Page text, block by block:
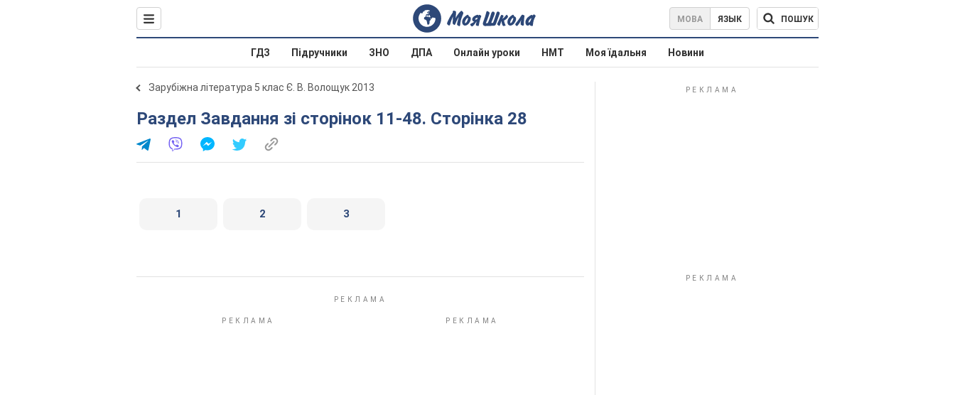
МОВА ЯЗЫК ПОШУК
ГДЗ Підручники ЗНО ДПА Онлайн уроки НМТ Моя їдальня Новини
Зарубіжна література 5 клас Є. В. Волощук 2013
Раздел Завдання зі сторінок 11-48. Сторінка 28
1 2 3